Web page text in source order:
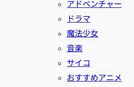
アドベンチャー
ドラマ
魔法少女
音楽
サイコ
おすすめアニメ